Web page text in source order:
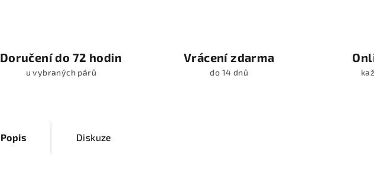
Doručení do 72 hodin
u vybraných párů
Vrácení zdarma
do 14 dnů
Popis Diskuze